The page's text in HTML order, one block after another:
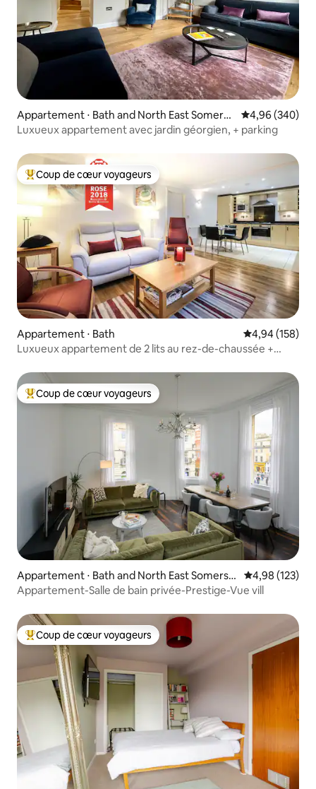
Appartement ⋅ Bath and North East Somerse
t
Évaluation
4,96 (340)
Luxueux appartement avec jardin géorgien, + parking
Coups de cœur voyageurs les plus appréciés
Coup de cœur voyageurs
Appartement ⋅ Bath Évaluation
4,94 (158)
Luxueux appartement de 2 lits au rez-de-chaussée +
Coups de cœur voyageurs les plus appréciés
Coup de cœur voyageurs
Appartement ⋅ Bath and North East Somerse
t
Évaluation
4,98 (123)
Appartement-Salle de bain privée-Prestige-Vue vill
Coups de cœur voyageurs les plus appréciés
Coup de cœur voyageurs